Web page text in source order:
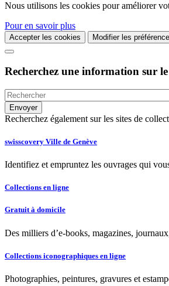
Nous utilisons les cookies pour améliorer
Pour en savoir plus
Accepter les cookies Modifier les
Recherchez une information sur le
Recherchez également sur les sites de
swisscovery Ville de Genève
Identifiez et empruntez les ouvrages qui
Collections en ligne
Gratuit à domicile
Des milliers d’e-books, magazines,
Collections iconographiques en ligne
Photographies, peintures, gravures et